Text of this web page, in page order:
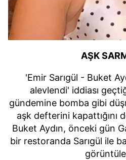
AŞK
'Emir Sarıgül - Buket
alevlendi' iddiası
gündemine bomba gibi
aşk defterini kapattığını
Buket Aydın, önceki gün
bir restoranda Sarıgül ile